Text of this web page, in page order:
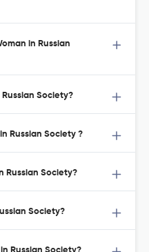
in Russian
Society?
Russian Society ?
Russian Society?
Society?